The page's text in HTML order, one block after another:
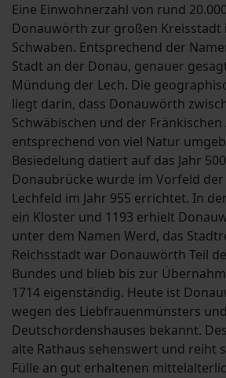
Eine Einwohnerzahl von rund
Donauwörth zur großen Kreisstadt
Schwaben. Entsprechend der
Stadt an der Donau, genauer
Mündung der Lech. Die
liegt darin, dass Donauwörth
Schwäbischen und der
entsprechend von viel Natur
Besiedelung datiert auf das Jahr
Donaubrücke wurde im Vorfeld
Lechfeld im Jahr 955 errichtet. In
ein Kloster und 1193 erhielt
unter dem Namen Werd, das
Reichsstadt war Donauwörth Teil
Bundes und blieb bis zur
1714 eigenständig. Heute ist
wegen des Liebfrauenmünsters
Deutschordenshauses bekannt.
alte Rathaus sehenswert und reiht
Fülle an gut erhaltenen